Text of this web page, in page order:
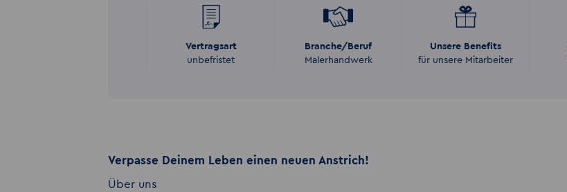
Vertragsart
unbefristet
Branche/Beruf
Malerhandwerk
Unsere Benefits
für unsere Mitarbeiter
Verpasse Deinem Leben einen neuen Anstrich!
Über uns